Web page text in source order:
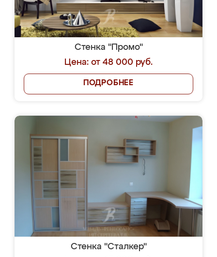
Стенка "Промо"
Цена: от 48 000 руб.
ПОДРОБНЕЕ
Стенка "Сталкер"